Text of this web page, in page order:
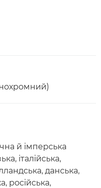
й імперська
італійська,
данська,
російська,